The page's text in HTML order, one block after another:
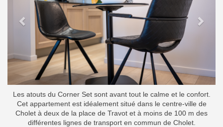
Les atouts du Corner Set sont avant tout le calme et le confort.
Cet appartement est idéalement situé dans le centre-ville de
Cholet à deux de la place de Travot et à moins de 100 m des
différentes lignes de transport en commun de Cholet.